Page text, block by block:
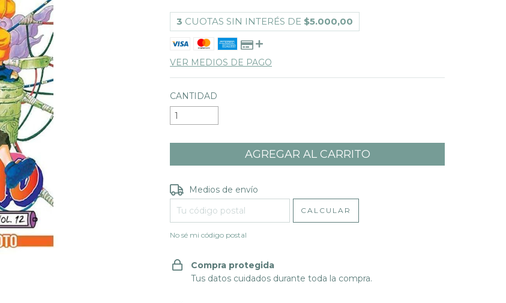
3 CUOTAS SIN INTERÉS DE $5.000,00
VER MEDIOS DE PAGO
CANTIDAD
Entregas para el CP:
Medios de envío
CALCULAR
No sé mi código postal
Compra protegida
Tus datos cuidados durante toda la compra.